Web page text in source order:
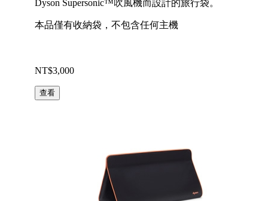
Dyson Supersonic™吹風機而設計的旅行袋。
本品僅有收納袋，不包含任何主機
NT$3,000
查看